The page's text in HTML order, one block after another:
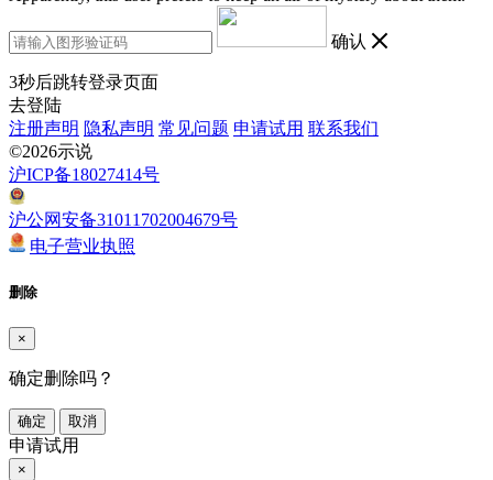
确认
3秒后跳转登录页面
去登陆
注册声明 隐私声明 常见问题 申请试用 联系我们
©2026示说
沪ICP备18027414号
沪公网安备31011702004679号
电子营业执照
删除
×
确定删除吗？
确定 取消
申请试用
×